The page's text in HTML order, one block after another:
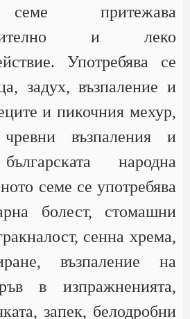
притежава
и леко
Употребява се
задух, възпаление и
и пикочния мехур,
възпаления и
народна
семе се употребява
болест, стомашни
сенна хрема,
възпаление на
в изпражненията,
запек, белодробни